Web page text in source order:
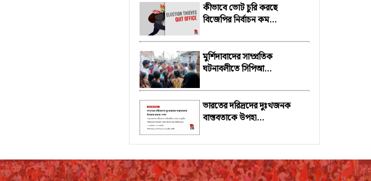
কীভাবে ভোট চুরি করছে
বিজেপির নির্বাচন কম...
মুর্শিদাবাদের সাম্প্রতিক
ঘটনাবলীতে সিপিআ...
ভারতের দরিদ্রদের দুঃখজনক
বাস্তবতাকে উপহা...